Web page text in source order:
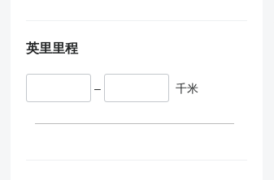
英里里程
– 千米